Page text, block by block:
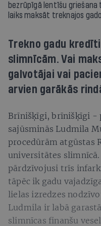
bezrūpīgā lentīšu griešana
laiks maksāt treknajos
Trekno gadu
slimnīcām. Vai
galvotājai vai
arvien garākās
Brīnišķīgi, brīnišķīgi -
sajūsminās Ludmila
procedūrām atgūstas
universitātes
pārdzīvojusi trīs
tāpēc ik gadu
lielas izredzes
Ludmila ir labā
slimnīcas finanšu